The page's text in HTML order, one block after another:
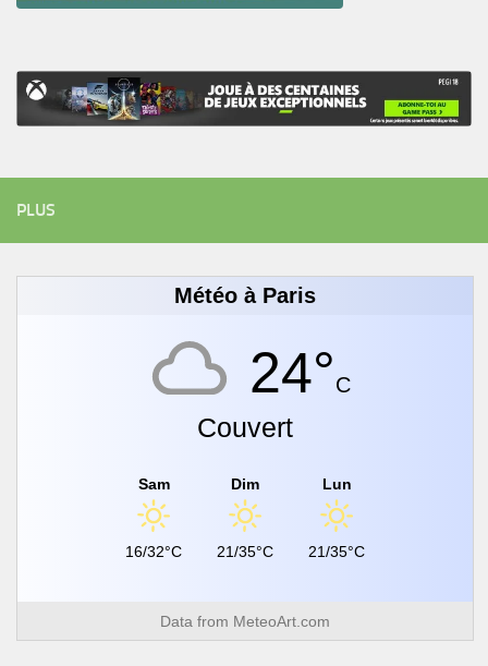
PLUS
Météo à Paris
24°C
Couvert
Sam
16/32°C
Dim
21/35°C
Lun
21/35°C
Data from MeteoArt.com